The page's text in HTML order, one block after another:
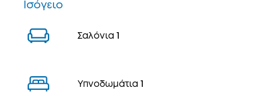
Ισόγειο
Σαλόνια
Υπνοδωμάτια